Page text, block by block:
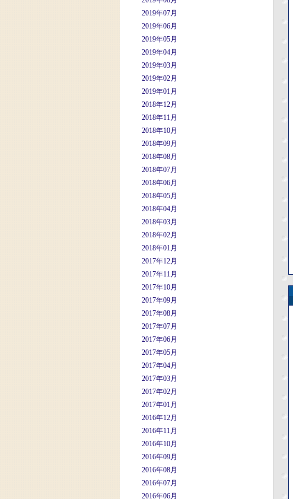
2019年07月
2019年06月
2019年05月
2019年04月
2019年03月
2019年02月
2019年01月
2018年12月
2018年11月
2018年10月
2018年09月
2018年08月
2018年07月
2018年06月
2018年05月
2018年04月
2018年03月
2018年02月
2018年01月
2017年12月
2017年11月
2017年10月
2017年09月
2017年08月
2017年07月
2017年06月
2017年05月
2017年04月
2017年03月
2017年02月
2017年01月
2016年12月
2016年11月
2016年10月
2016年09月
2016年08月
2016年07月
2016年06月